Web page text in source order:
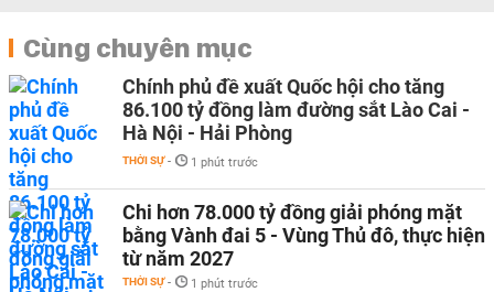
Cùng chuyên mục
Chính phủ đề xuất Quốc hội cho tăng
86.100 tỷ đồng làm đường sắt Lào Cai -
Hà Nội - Hải Phòng
THỜI SỰ - 1 phút trước
Chi hơn 78.000 tỷ đồng giải phóng mặt
bằng Vành đai 5 - Vùng Thủ đô, thực hiện
từ năm 2027
THỜI SỰ - 1 phút trước